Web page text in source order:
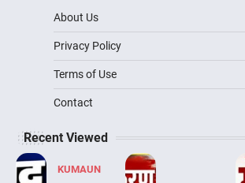
About Us
Privacy Policy
Terms of Use
Contact
Recent Viewed
KUMAUN